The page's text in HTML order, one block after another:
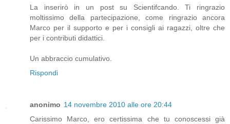
La inserirò in un post su Scientifcando. Ti ringrazio
moltissimo della partecipazione, come ringrazio ancora
Marco per il supporto e per i consigli ai ragazzi, oltre che
per i contributi didattici.
Un abbraccio cumulativo.
Rispondi
anonimo 14 novembre 2010 alle ore 20:44
Carissimo Marco, ero certissima che tu conoscessi già